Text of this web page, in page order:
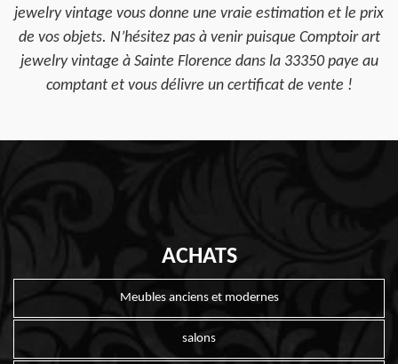
jewelry vintage vous donne une vraie estimation et le prix
de vos objets. N’hésitez pas à venir puisque Comptoir art
jewelry vintage à Sainte Florence dans la 33350 paye au
comptant et vous délivre un certificat de vente !
ACHATS
Meubles anciens et modernes
salons